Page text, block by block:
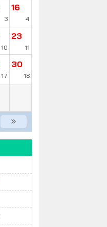
3
16
4
10
23
11
17
30
18